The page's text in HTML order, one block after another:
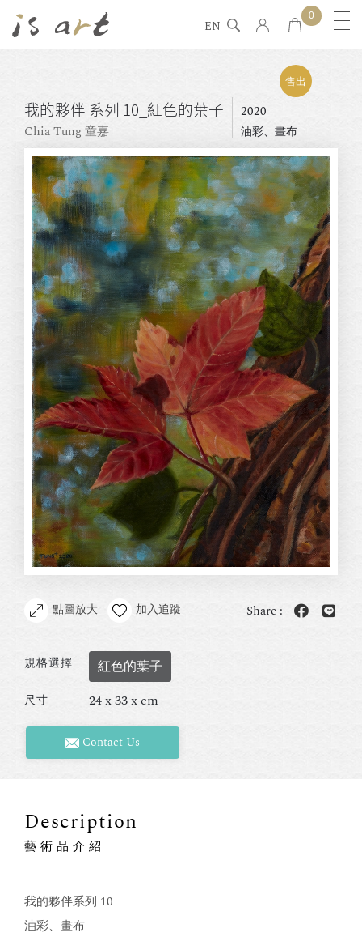
EN
0
我的夥伴 系列 10_紅⾊的葉⼦
Chia Tung 童嘉
2020
油彩、畫布
售出
點圖放大 加入追蹤 Share :
規格選擇 紅色的葉子
尺寸 24 x 33 x cm
Contact Us
Description
藝術品介紹
我的夥伴系列 10
油彩、畫布